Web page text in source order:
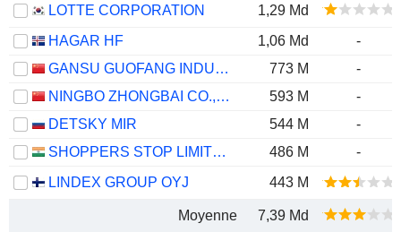
LOTTE CORPORATION
1,29 Md
HAGAR HF
1,06 Md
-
GANSU GUOFANG INDUSTRY & TRADE (GROUP) CO., LTD.
773 M
-
NINGBO ZHONGBAI CO., LTD.
593 M
-
DETSKY MIR
544 M
-
SHOPPERS STOP LIMITED
486 M
-
LINDEX GROUP OYJ
443 M
Moyenne 7,39 Md